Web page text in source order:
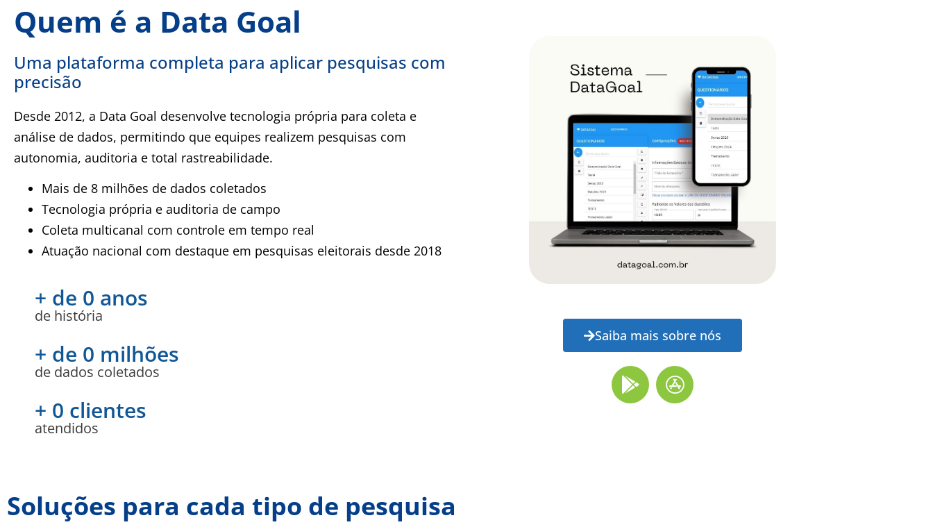
Quem é a Data Goal
Uma plataforma completa para aplicar pesquisas com
precisão
Desde 2012, a Data Goal desenvolve tecnologia própria para coleta e
análise de dados, permitindo que equipes realizem pesquisas com
autonomia, auditoria e total rastreabilidade.
Mais de 8 milhões de dados coletados
Tecnologia própria e auditoria de campo
Coleta multicanal com controle em tempo real
Atuação nacional com destaque em pesquisas eleitorais desde 2018
de história
+ de 0 anos
de dados coletados
+ de 0 milhões
atendidos
+ 0 clientes
Saiba mais sobre nós
Soluções para cada tipo de pesquisa